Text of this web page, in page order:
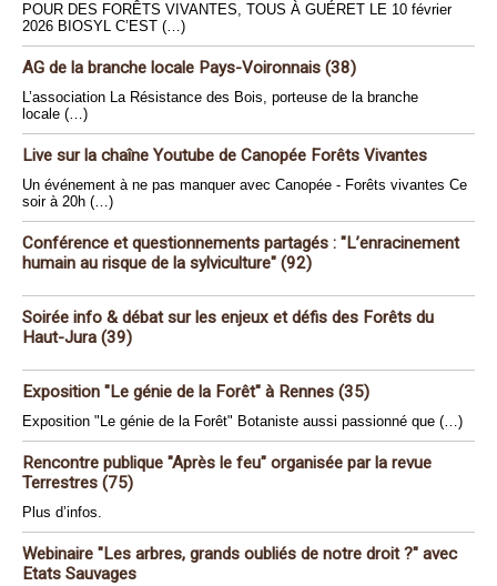
POUR DES FORÊTS VIVANTES, TOUS À GUÉRET LE 10 février
2026 BIOSYL C’EST (…)
AG de la branche locale Pays-Voironnais (38)
L’association La Résistance des Bois, porteuse de la branche
locale (…)
Live sur la chaîne Youtube de Canopée Forêts Vivantes
Un événement à ne pas manquer avec Canopée - Forêts vivantes Ce
soir à 20h (…)
Conférence et questionnements partagés : "L’enracinement
humain au risque de la sylviculture" (92)
Soirée info & débat sur les enjeux et défis des Forêts du
Haut-Jura (39)
Exposition "Le génie de la Forêt" à Rennes (35)
Exposition "Le génie de la Forêt" Botaniste aussi passionné que (…)
Rencontre publique "Après le feu" organisée par la revue
Terrestres (75)
Plus d’infos.
Webinaire "Les arbres, grands oubliés de notre droit ?" avec
Etats Sauvages